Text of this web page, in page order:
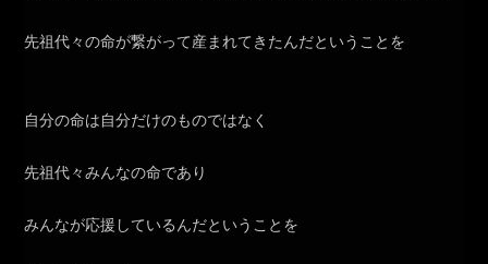
先祖代々の命が繋がって産まれてきたんだということを
自分の命は自分だけのものではなく
先祖代々みんなの命であり
みんなが応援しているんだということを